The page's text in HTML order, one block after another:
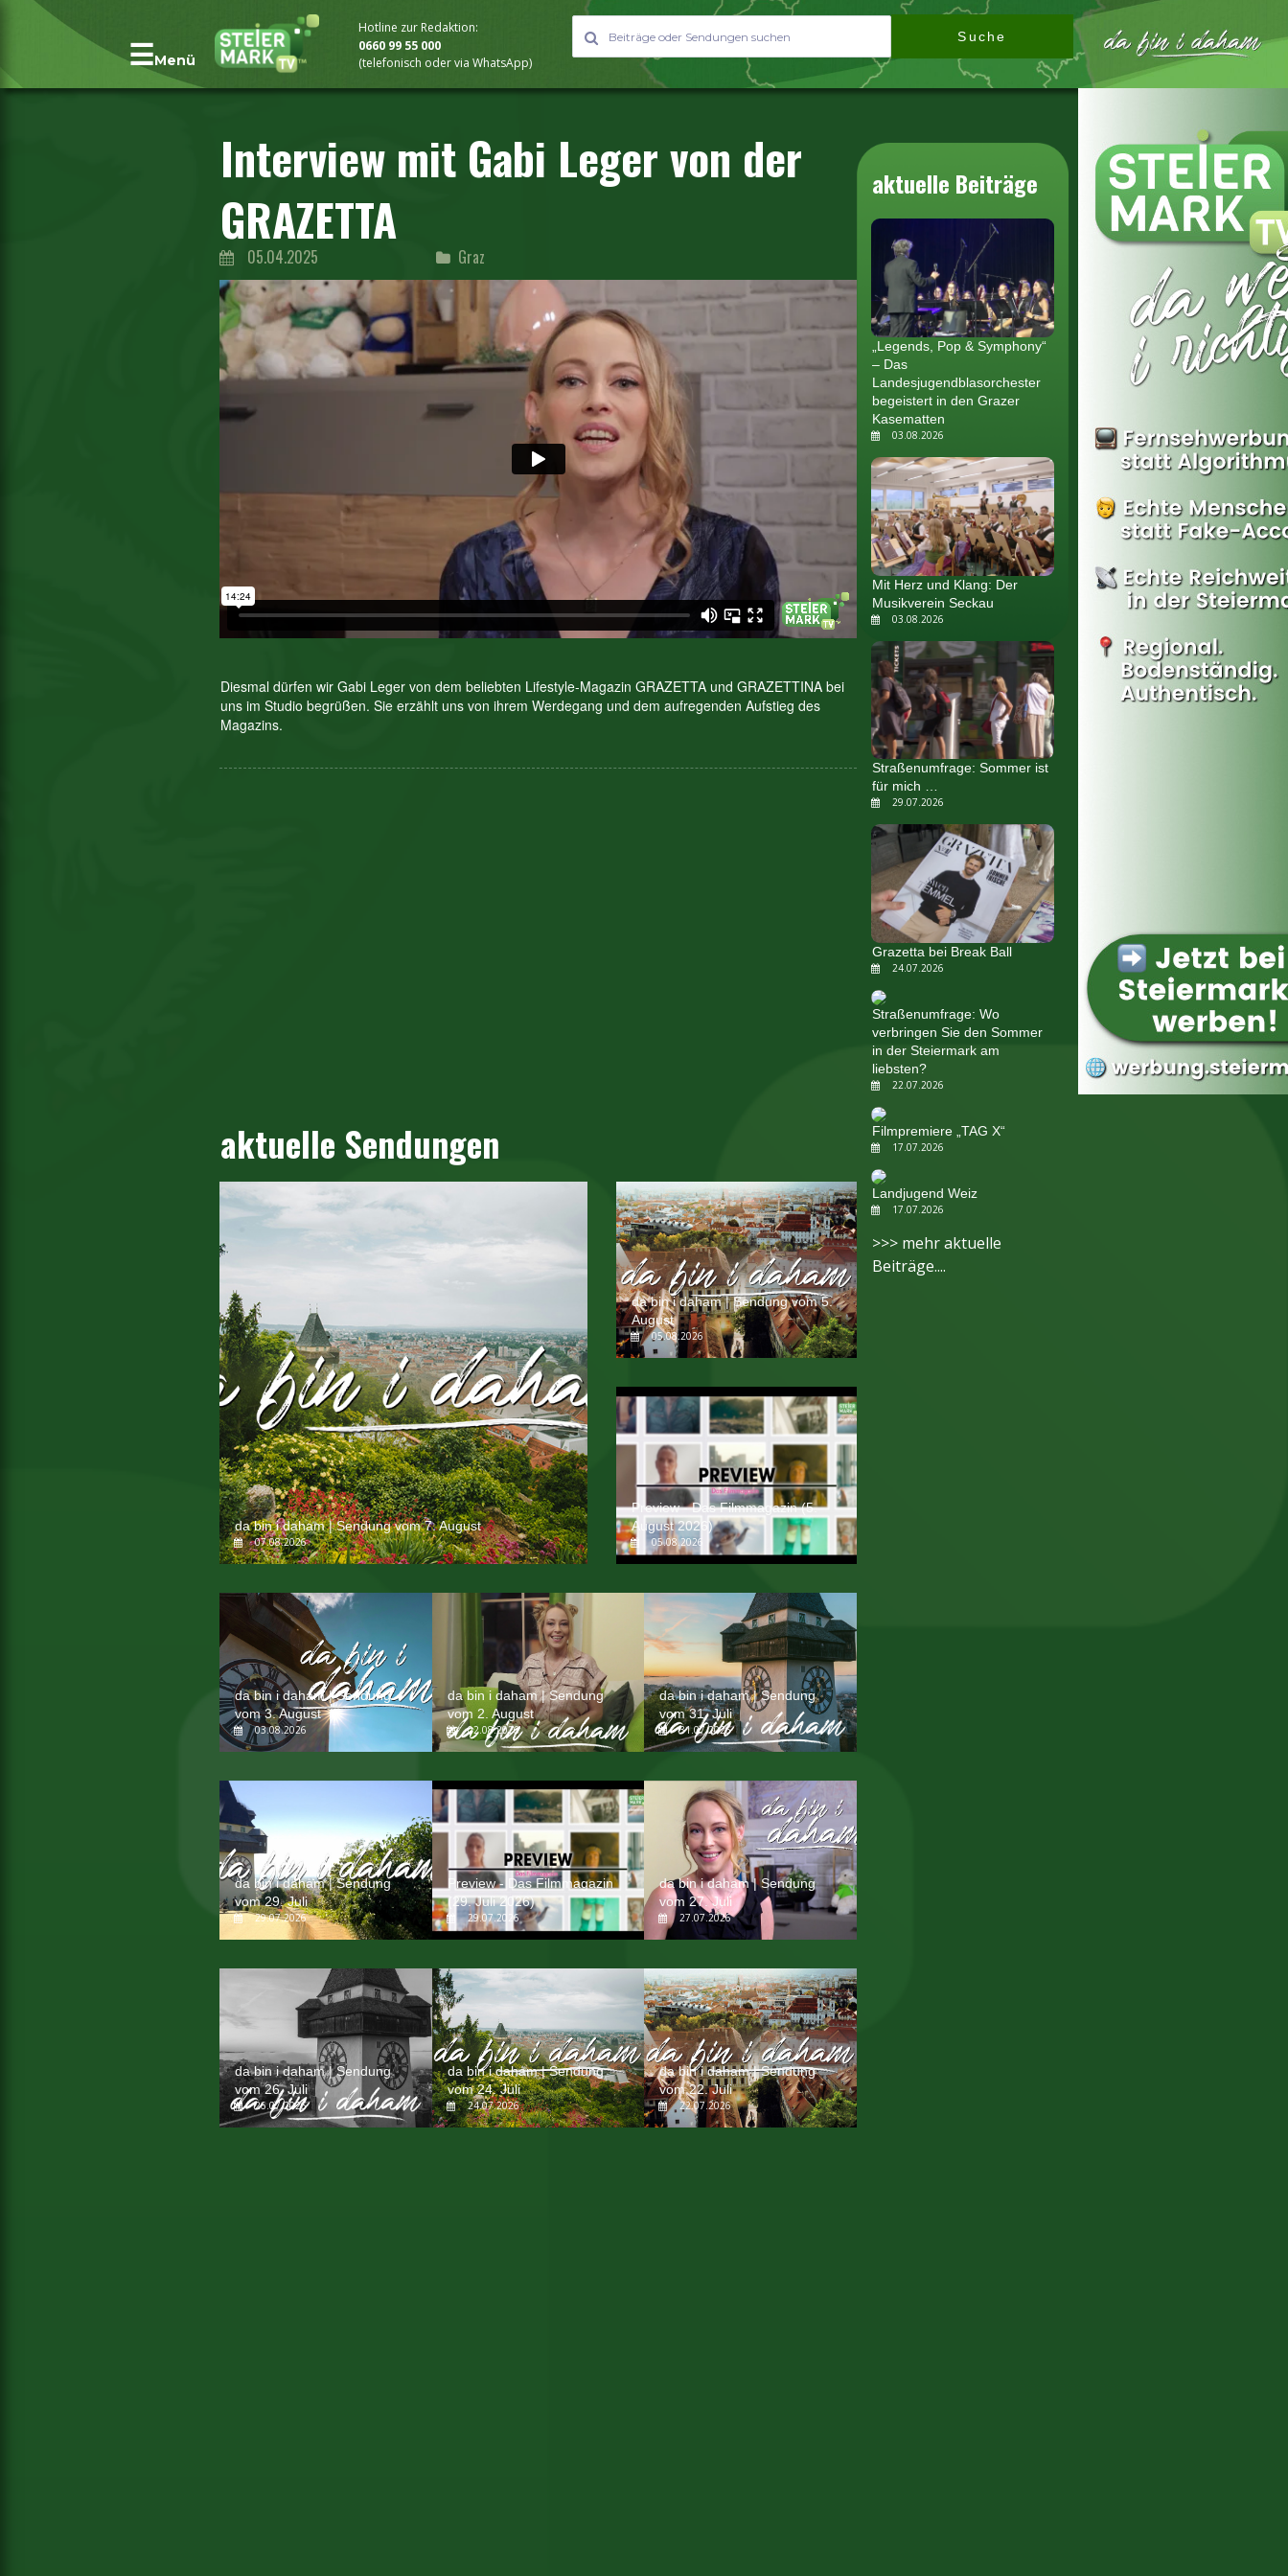
Menü
Hotline zur Redaktion:
0660 99 55 000
(telefonisch oder via WhatsApp)
Suche
Interview mit Gabi Leger von der
GRAZETTA
05.04.2025 Graz
Diesmal dürfen wir Gabi Leger von dem beliebten Lifestyle-Magazin GRAZETTA und GRAZETTINA bei
uns im Studio begrüßen. Sie erzählt uns von ihrem Werdegang und dem aufregenden Aufstieg des
Magazins.
aktuelle Sendungen
da bin i daham | Sendung vom 7. August
07.08.2026
da bin i daham | Sendung vom 5.
August
05.08.2026
Preview - Das Filmmagazin (5.
August 2026)
05.08.2026
da bin i daham | Sendung
vom 3. August
03.08.2026
da bin i daham | Sendung
vom 2. August
02.08.2026
da bin i daham | Sendung
vom 31. Juli
31.07.2026
da bin i daham | Sendung
vom 29. Juli
29.07.2026
Preview - Das Filmmagazin
(29. Juli 2026)
29.07.2026
da bin i daham | Sendung
vom 27. Juli
27.07.2026
da bin i daham | Sendung
vom 26. Juli
26.07.2026
da bin i daham | Sendung
vom 24. Juli
24.07.2026
da bin i daham | Sendung
vom 22. Juli
22.07.2026
aktuelle Beiträge
„Legends, Pop & Symphony“
– Das
Landesjugendblasorchester
begeistert in den Grazer
Kasematten
03.08.2026
Mit Herz und Klang: Der
Musikverein Seckau
03.08.2026
Straßenumfrage: Sommer ist
für mich …
29.07.2026
Grazetta bei Break Ball
24.07.2026
Straßenumfrage: Wo
verbringen Sie den Sommer
in der Steiermark am
liebsten?
22.07.2026
Filmpremiere „TAG X“
17.07.2026
Landjugend Weiz
17.07.2026
>>> mehr aktuelle
Beiträge....